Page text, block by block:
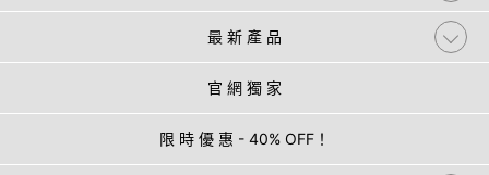
最 新 產 品
官 網 獨 家
限 時 優 惠 - 40% OFF！